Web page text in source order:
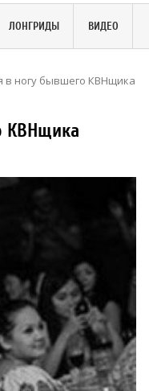
ЛОНГРИДЫ ВИДЕО
в ногу бывшего КВНщика
КВНщика